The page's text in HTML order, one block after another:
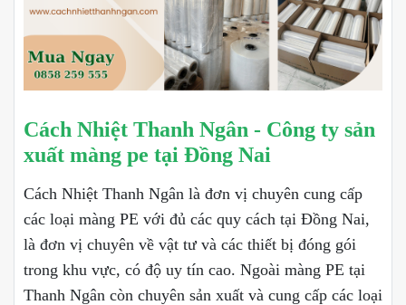
Cách Nhiệt Thanh Ngân - Công ty sản
xuất màng pe tại Đồng Nai
Cách Nhiệt Thanh Ngân là đơn vị chuyên cung cấp
các loại màng PE với đủ các quy cách tại Đồng Nai,
là đơn vị chuyên về vật tư và các thiết bị đóng gói
trong khu vực, có độ uy tín cao. Ngoài màng PE tại
Thanh Ngân còn chuyên sản xuất và cung cấp các loại